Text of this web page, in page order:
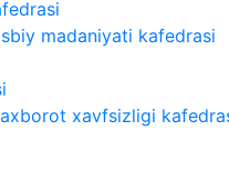
madaniyati kafedrasi
xavfsizligi